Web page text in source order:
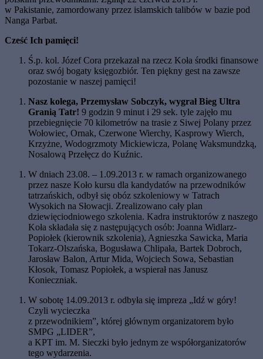
w Pakistanie, zamordowany przez islamskich talibów w bazie pod
Nanga Parbat.
Cześć Ich pamięci!
Ś.p. kol. Józef Cora przekazał na rzecz Koła środki finansowe
oraz swój bogaty księgozbiór. Ten piękny gest na zawsze
pozostanie w naszej pamięci!
Nasz kolega, Przemysław Sobczyk, wygrał Bieg Ultra
Granią Tatr! 9 godzin 9 minut i 29 sek. tyle zajęło mu
przebiegnięcie 70 kilometrów na trasie z Siwej Polany przez
Wołowiec, Ornak, Czerwone Wierchy, Kasprowy Wierch,
Krzyżne, Wodogrzmoty Mickiewicza, Polanę Waksmundzką,
Nosalową Przełęcz do Kuźnic.
W dniach 23.08.­ – 1.09.2013 r. w ramach organizowanego
przez nasze Koło kursu dla kandydatów na przewodników
tatrzańskich, odbył się obóz szkoleniowy w Tatrach
Wysokich na Słowacji. Zrealizowano cały plan
dziewięciodniowego szkolenia. Kadra instruktorów z naszego
Koła składała się z następujących osób: Joanna Widlarz-
Popiołek (kierownik szkolenia), Agnieszka Sawicka, Maria
Tokarz-Olszańska, Bogusława Chlipała, Bartek Dobroch,
Jarosław Balon, Artur Mida, Wojciech Sowa, Sebastian
Kłosok, Tomasz Popiołek, a wspierał nas Janusz
Konieczniak.
W sobotę 14.09.2013 r. odbyła się impreza „Idź w góry!
Czyli wycieczka
z przewodnikiem”, której głównym organizatorem było
SMPG „LIDER”,
a KPT im. M. Sieczki było jednym ze współorganizatorów
tego wydarzenia.